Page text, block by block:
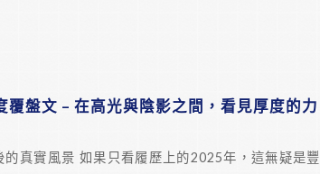
覆盤文 – 在高光與陰影之間，看見厚度的力
的真實風景 如果只看履歷上的2025年，這無疑是豐